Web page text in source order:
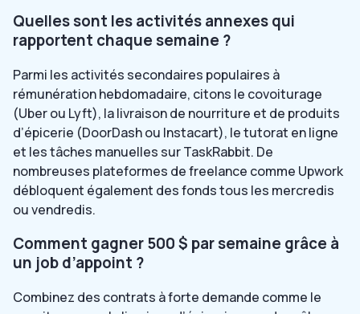
Quelles sont les activités annexes qui
rapportent chaque semaine ?
Parmi les activités secondaires populaires à
rémunération hebdomadaire, citons le covoiturage
(Uber ou Lyft), la livraison de nourriture et de produits
d’épicerie (DoorDash ou Instacart), le tutorat en ligne
et les tâches manuelles sur TaskRabbit. De
nombreuses plateformes de freelance comme Upwork
débloquent également des fonds tous les mercredis
ou vendredis.
Comment gagner 500 $ par semaine grâce à
un job d’appoint ?
Combinez des contrats à forte demande comme le